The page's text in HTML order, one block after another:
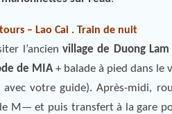
– Lao Cai . Train de nuit
l’ancienvillage de Duong Lam
de MIA+ balade à pied dans le
votre guide). Après-midi,
M— et puis transfert à la gare